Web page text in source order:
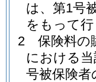
は、第1号
をもって
2
保険料の
における
号被保険